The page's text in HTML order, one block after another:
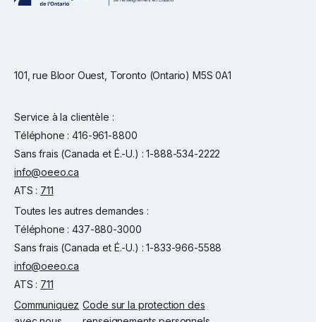
101, rue Bloor Ouest, Toronto (Ontario) M5S 0A1
Service à la clientèle :
Téléphone : 416-961-8800
Sans frais (Canada et É.-U.) : 1-888-534-2222
info@oeeo.ca
ATS : 711
Toutes les autres demandes :
Téléphone : 437-880-3000
Sans frais (Canada et É.-U.) : 1-833-966-5588
info@oeeo.ca
ATS : 711
Communiquez Code sur la protection des